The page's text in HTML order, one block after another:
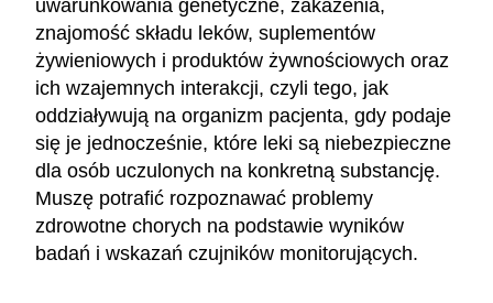
uwarunkowania genetyczne, zakażenia,
znajomość składu leków, suplementów
żywieniowych i produktów żywnościowych oraz
ich wzajemnych interakcji, czyli tego, jak
oddziaływują na organizm pacjenta, gdy podaje
się je jednocześnie, które leki są niebezpieczne
dla osób uczulonych na konkretną substancję.
Muszę potrafić rozpoznawać problemy
zdrowotne chorych na podstawie wyników
badań i wskazań czujników monitorujących.